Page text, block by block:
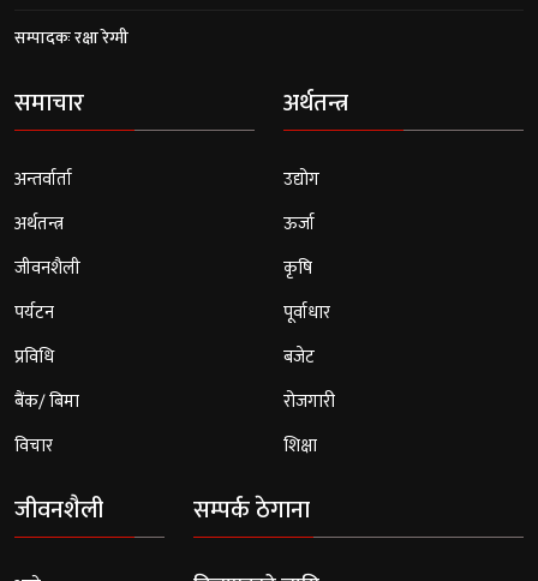
सम्पादकः रक्षा रेग्मी
समाचार
अन्तर्वार्ता
अर्थतन्त्र
जीवनशैली
पर्यटन
प्रविधि
बैंक/ बिमा
विचार
अर्थतन्त्र
उद्योग
ऊर्जा
कृषि
पूर्वाधार
बजेट
रोजगारी
शिक्षा
जीवनशैली सम्पर्क ठेगाना